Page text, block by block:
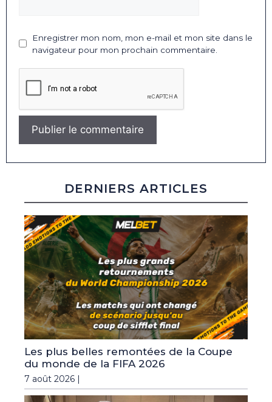
Enregistrer mon nom, mon e-mail et mon site dans le
navigateur pour mon prochain commentaire.
DERNIERS ARTICLES
Les plus belles remontées de la Coupe
du monde de la FIFA 2026
7 août 2026 |